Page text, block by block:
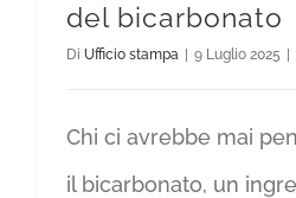
del bicarbonato
Di Ufficio stampa 9 Luglio 2025
Chi ci avrebbe mai
il bicarbonato, un